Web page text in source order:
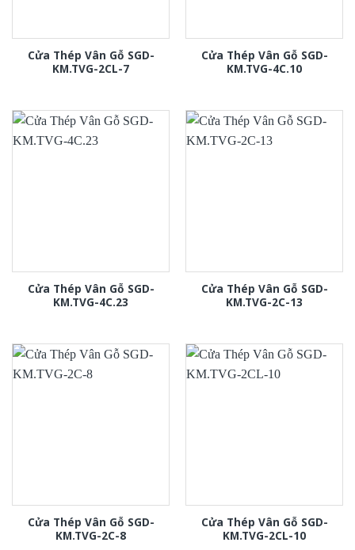
Cửa Thép Vân Gỗ SGD-
KM.TVG-2CL-7
Cửa Thép Vân Gỗ SGD-
KM.TVG-4C.10
Cửa Thép Vân Gỗ SGD-
KM.TVG-4C.23
Cửa Thép Vân Gỗ SGD-
KM.TVG-2C-13
Cửa Thép Vân Gỗ SGD-
KM.TVG-2C-8
Cửa Thép Vân Gỗ SGD-
KM.TVG-2CL-10